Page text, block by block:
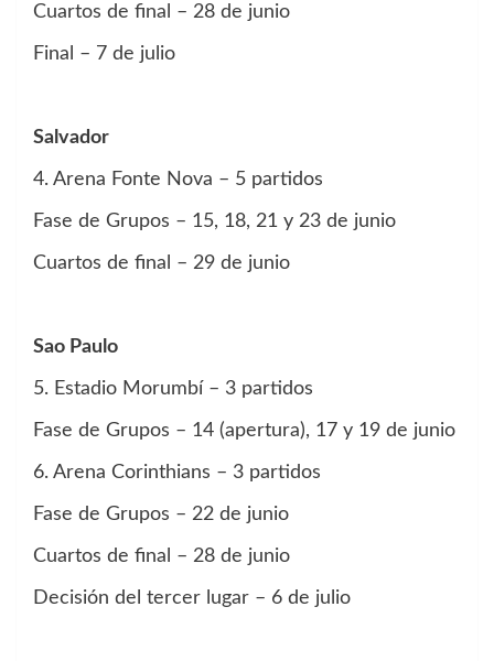
Cuartos de final – 28 de junio
Final – 7 de julio
Salvador
4. Arena Fonte Nova – 5 partidos
Fase de Grupos – 15, 18, 21 y 23 de junio
Cuartos de final – 29 de junio
Sao Paulo
5. Estadio Morumbí – 3 partidos
Fase de Grupos – 14 (apertura), 17 y 19 de junio
6. Arena Corinthians – 3 partidos
Fase de Grupos – 22 de junio
Cuartos de final – 28 de junio
Decisión del tercer lugar – 6 de julio